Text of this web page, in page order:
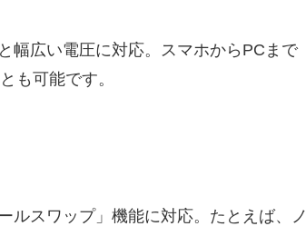
幅広い電圧に対応。スマホからPCまで
も可能です。
ルスワップ」機能に対応。たとえば、ノ